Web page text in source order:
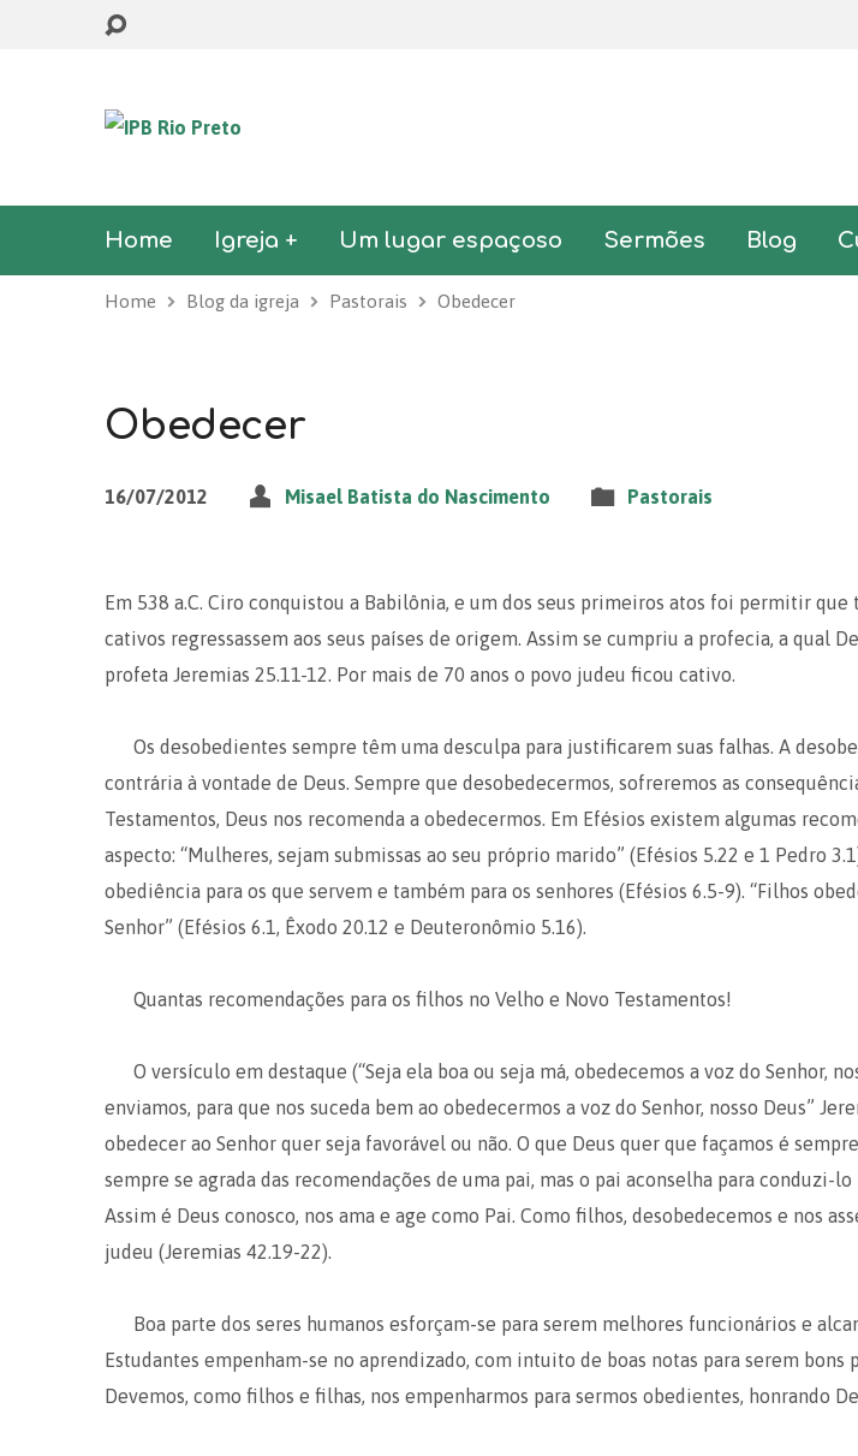
Home Igreja + Um lugar espaçoso Sermões Blog
Home Blog da igreja Pastorais Obedecer
Obedecer
16/07/2012 Misael Batista do Nascimento Pastorais
Em 538 a.C. Ciro conquistou a Babilônia, e um dos seus primeiros atos foi permitir que
cativos regressassem aos seus países de origem. Assim se cumpriu a profecia, a qual
profeta Jeremias 25.11-12. Por mais de 70 anos o povo judeu ficou cativo.
Os desobedientes sempre têm uma desculpa para justificarem suas falhas. A
contrária à vontade de Deus. Sempre que desobedecermos, sofreremos as
Testamentos, Deus nos recomenda a obedecermos. Em Efésios existem algumas
aspecto: “Mulheres, sejam submissas ao seu próprio marido” (Efésios 5.22 e 1 Pedro
obediência para os que servem e também para os senhores (Efésios 6.5-9). “Filhos
Senhor” (Efésios 6.1, Êxodo 20.12 e Deuteronômio 5.16).
Quantas recomendações para os filhos no Velho e Novo Testamentos!
O versículo em destaque (“Seja ela boa ou seja má, obedecemos a voz do Senhor,
enviamos, para que nos suceda bem ao obedecermos a voz do Senhor, nosso Deus”
obedecer ao Senhor quer seja favorável ou não. O que Deus quer que façamos é
sempre se agrada das recomendações de uma pai, mas o pai aconselha para conduzi-
Assim é Deus conosco, nos ama e age como Pai. Como filhos, desobedecemos e nos
judeu (Jeremias 42.19-22).
Boa parte dos seres humanos esforçam-se para serem melhores funcionários e
Estudantes empenham-se no aprendizado, com intuito de boas notas para serem bons
Devemos, como filhos e filhas, nos empenharmos para sermos obedientes, honrando